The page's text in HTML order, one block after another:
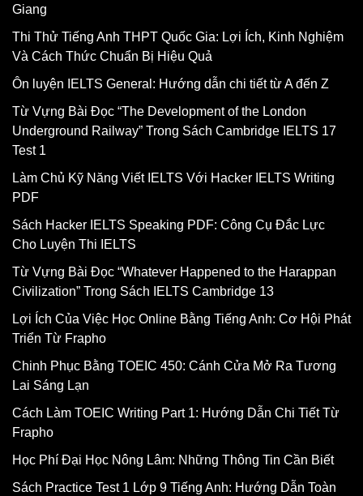
Giang
Thi Thử Tiếng Anh THPT Quốc Gia: Lợi Ích, Kinh Nghiệm
Và Cách Thức Chuẩn Bị Hiệu Quả
Ôn luyện IELTS General: Hướng dẫn chi tiết từ A đến Z
Từ Vựng Bài Đọc “The Development of the London
Underground Railway” Trong Sách Cambridge IELTS 17
Test 1
Làm Chủ Kỹ Năng Viết IELTS Với Hacker IELTS Writing
PDF
Sách Hacker IELTS Speaking PDF: Công Cụ Đắc Lực
Cho Luyện Thi IELTS
Từ Vựng Bài Đọc “Whatever Happened to the Harappan
Civilization” Trong Sách IELTS Cambridge 13
Lợi Ích Của Việc Học Online Bằng Tiếng Anh: Cơ Hội Phát
Triển Từ Frapho
Chinh Phục Bằng TOEIC 450: Cánh Cửa Mở Ra Tương
Lai Sáng Lạn
Cách Làm TOEIC Writing Part 1: Hướng Dẫn Chi Tiết Từ
Frapho
Học Phí Đại Học Nông Lâm: Những Thông Tin Cần Biết
Sách Practice Test 1 Lớp 9 Tiếng Anh: Hướng Dẫn Toàn